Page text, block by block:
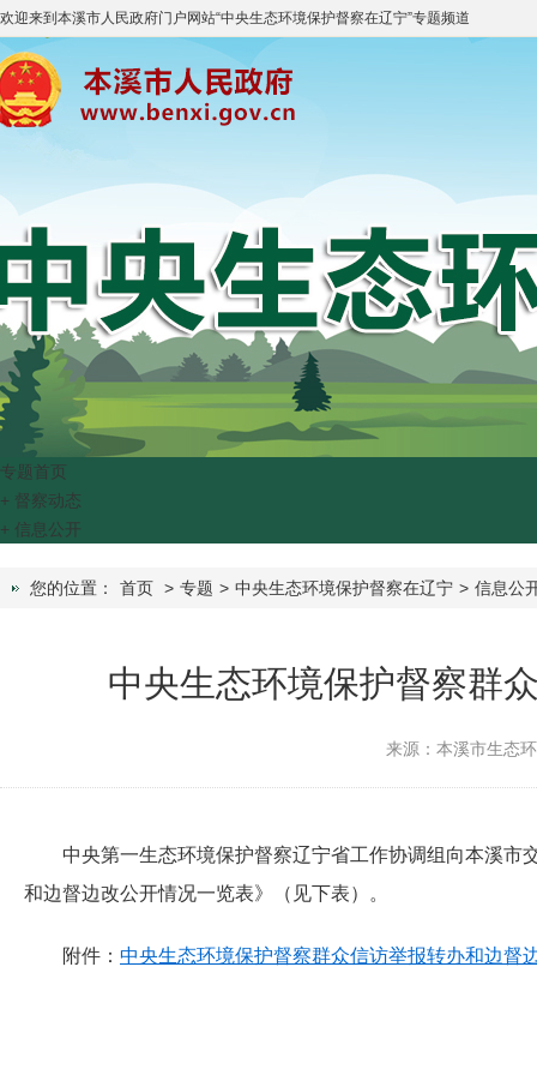
欢迎来到 本溪市人民政府门户网站“中央生态环境保护督察在辽宁”专题频道
专题首页
+ 督察动态
+ 信息公开
您的位置： 首页 > 专题 > 中央生态环境保护督察在辽宁 > 信息公
中央生态环境保护督察群
来源：本溪市生态
中央第一生态环境保护督察辽宁省工作协调组向本溪
和边督边改公开情况一览表》（见下表）。
附件： 中央生态环境保护督察群众信访举报转办和边督